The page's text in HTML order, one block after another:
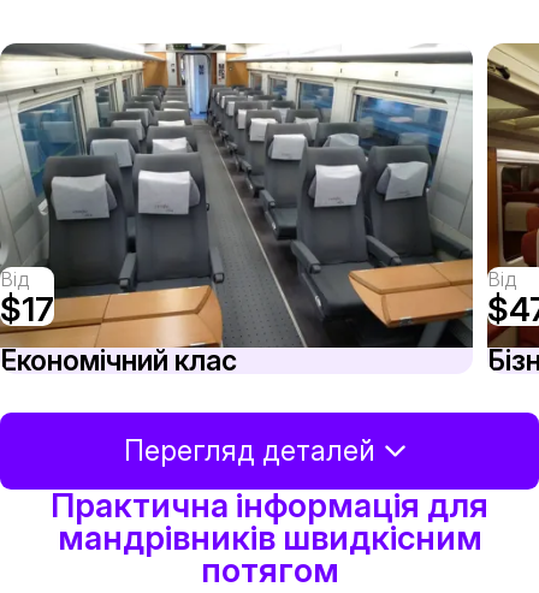
Від
$17
Економічний клас
Від
Перегляд деталей
Практична інформація для
мандрівників швидкісним
потягом